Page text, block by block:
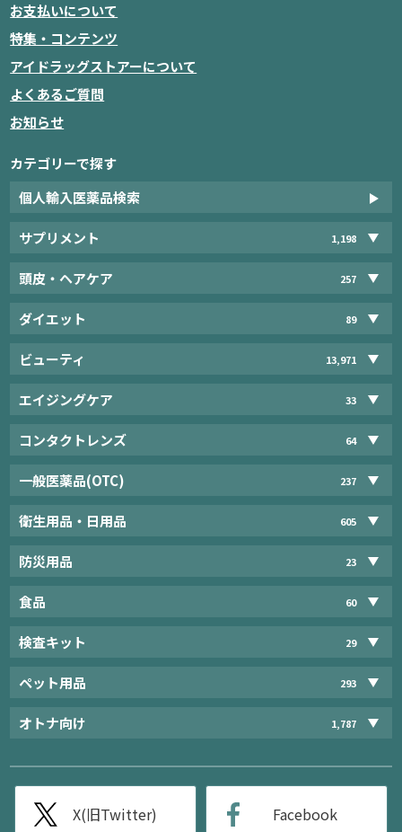
お支払いについて
特集・コンテンツ
アイドラッグストアーについて
よくあるご質問
お知らせ
カテゴリーで探す
個人輸入医薬品検索
サプリメント 1,198
頭皮・ヘアケア 257
ダイエット 89
ビューティ 13,971
エイジングケア 33
コンタクトレンズ 64
一般医薬品(OTC) 237
衛生用品・日用品 605
防災用品 23
食品 60
検査キット 29
ペット用品 293
オトナ向け 1,787
X(旧Twitter) Facebook